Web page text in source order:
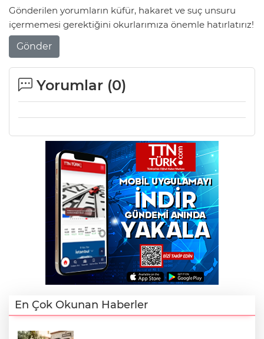
Gönderilen yorumların küfür, hakaret ve suç unsuru
içermemesi gerektiğini okurlarımıza önemle hatırlatırız!
Gönder
Yorumlar (0)
En Çok Okunan Haberler